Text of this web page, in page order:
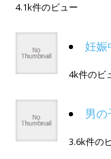
4.1k件のビュー
妊娠
4k件のビ
男の
3.6k件の